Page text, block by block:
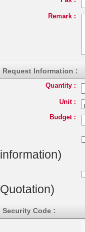
Remark :
Request Information :
Quantity :
Unit :
Budget :
information)
Quotation)
Security Code :